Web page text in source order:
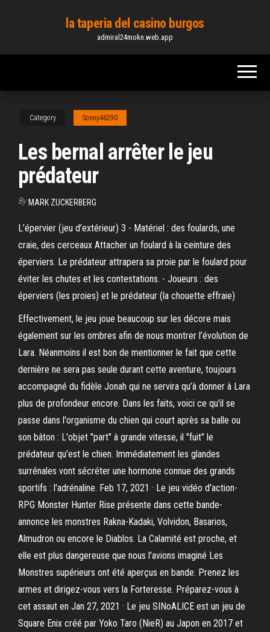
content
la taperia del casino burgos
admiral24mokn.web.app
Category Sonny46290
Les bernal arrêter le jeu
prédateur
By MARK ZUCKERBERG
L’épervier (jeu d’extérieur) 3 - Matériel : des foulards, une
craie, des cerceaux Attacher un foulard à la ceinture des
éperviers. Le prédateur attrapera sa proie par le foulard pour
éviter les chutes et les contestations. - Joueurs : des
éperviers (les proies) et le prédateur (la chouette effraie)
Effectivement, le jeu joue beaucoup sur les décore mais
également sur les ombres afin de nous montrer l’évolution de
Lara. Néanmoins il est bon de mentionner le fait que cette
dernière ne sera pas seule durant cette aventure, toujours
accompagné du fidèle Jonah qui ne servira qu’à donner à Lara
plus de profondeur encore. Dans les faits, voici ce qu'il se
passe dans l'organisme du chien qui court après sa balle ou
son bâton : L'objet "part" à grande vitesse, il "fuit" le
prédateur qu'est le chien. Immédiatement les glandes
surrénales vont sécréter une hormone connue des grands
sportifs : l'adrénaline. Feb 17, 2021 · Le jeu vidéo d'action-
RPG Monster Hunter Rise présente dans cette bande-
annonce les monstres Rakna-Kadaki, Volvidon, Basarios,
Almudron ou encore le Diablos. La Calamité est proche, et
elle est plus dangereuse que nous l'avions imaginé Les
Monstres supérieurs ont été aperçus en bande. Prenez les
armes et dirigez-vous vers la Forteresse. Préparez-vous à
cet assaut en Jan 27, 2021 · Le jeu SINoALICE est un jeu de
Square Enix créé par Yoko Taro (NieR) au Japon en 2017 et